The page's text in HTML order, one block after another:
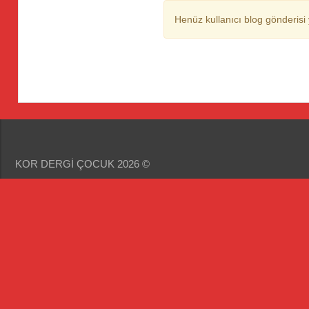
Henüz kullanıcı blog gönderisi
KOR DERGİ ÇOCUK 2026 ©